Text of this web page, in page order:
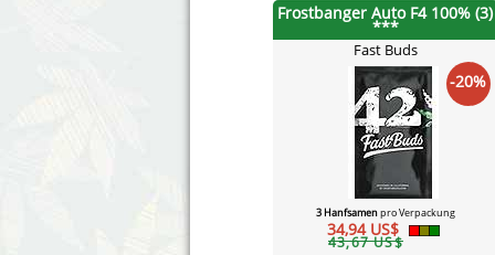
Frostbanger Auto F4 100% (3)
***
Fast Buds
-20%
3 Hanfsamenpro Verpackung
34,94 US$
43,67 US$